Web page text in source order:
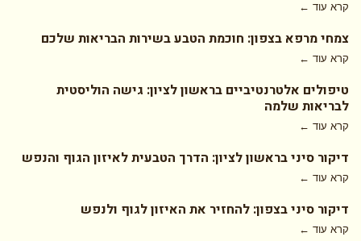
קרא עוד ←
צמחי מרפא בצפון: חוכמת הטבע בשירות הבריאות שלכם
קרא עוד ←
טיפולים אלטרנטיביים בראשון לציון: גישה הוליסטית
לבריאות שלמה
קרא עוד ←
דיקור סיני בראשון לציון: הדרך הטבעית לאיזון הגוף והנפש
קרא עוד ←
דיקור סיני בצפון: להחזיר את האיזון לגוף ולנפש
קרא עוד ←